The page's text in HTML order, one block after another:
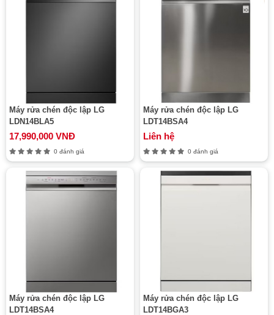
Máy rửa chén độc lập LG
LDN14BLA5
17,990,000 VNĐ
0 đánh giá
Máy rửa chén độc lập LG
LDT14BSA4
Liên hệ
0 đánh giá
Máy rửa chén độc lập LG
LDT14BSA4
Máy rửa chén độc lập LG
LDT14BGA3